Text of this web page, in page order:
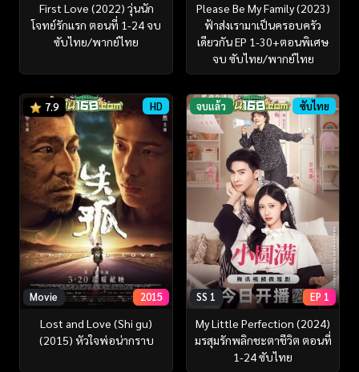
First Love (2022) วุ่นนัก
โจทย์รักแรก ตอนที่ 1-24 จบ
ซับไทย/พากย์ไทย
Please Be My Family (2023)
ฟ้าส่งเรามาเป็นครอบครัว
เดียวกัน EP 1-30+ตอนพิเศษ
จบ ซับไทย/พากย์ไทย
7.9 HD
Movie 2015
Lost and Love (Shi gu)
(2015) หัวใจพ่อน่ากราบ
จบแล้ว ซับไทย
SS 1 EP 1
My Little Perfection (2024)
มรสุมรักพลิกชะตาชีวิต ตอนที่
1-24 ซับไทย